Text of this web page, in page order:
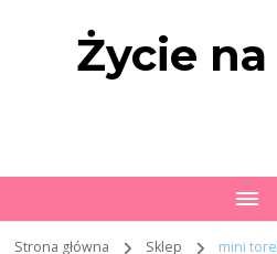
Życie
Strona główna Sklep mini